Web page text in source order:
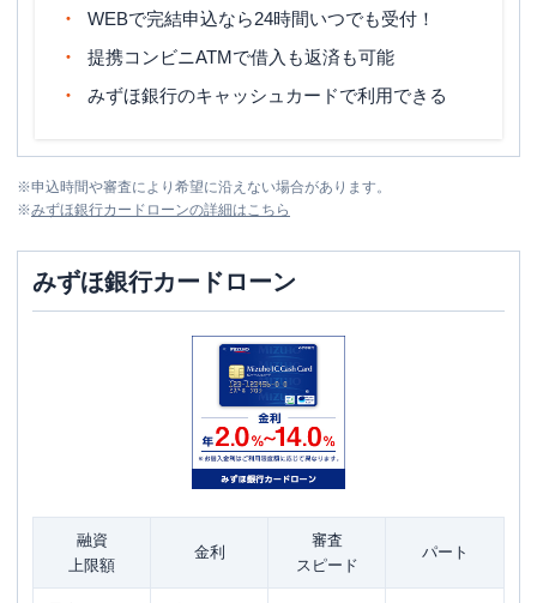
WEBで完結申込なら24時間いつでも受付！
提携コンビニATMで借入も返済も可能
みずほ銀行のキャッシュカードで利用できる
※申込時間や審査により希望に沿えない場合があります。
※みずほ銀行カードローンの詳細はこちら
みずほ銀行カードローン
融資
上限額
金利
審査
スピード
パート